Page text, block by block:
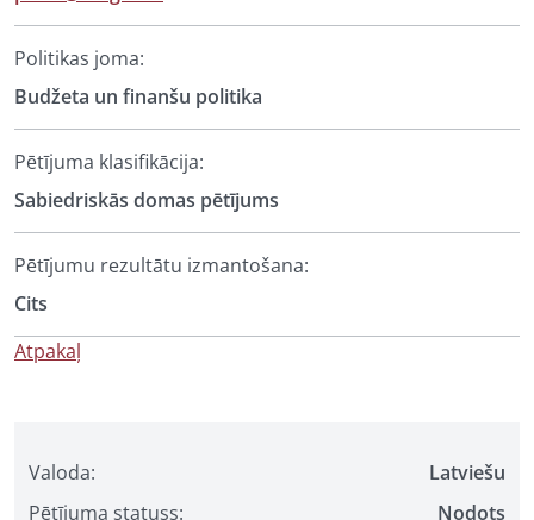
Valoda:
Latviešu
Pētījuma statuss:
Nodots
Politikas joma:
Budžeta un finanšu politika
Pētījuma klasifikācija:
Sabiedriskās domas pētījums
Pētījumu rezultātu izmantošana:
Cits
Atpakaļ